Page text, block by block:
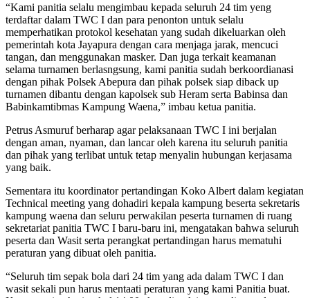
“Kami panitia selalu mengimbau kepada seluruh 24 tim yeng
terdaftar dalam TWC I dan para penonton untuk selalu
memperhatikan protokol kesehatan yang sudah dikeluarkan oleh
pemerintah kota Jayapura dengan cara menjaga jarak, mencuci
tangan, dan menggunakan masker. Dan juga terkait keamanan
selama turnamen berlasngsung, kami panitia sudah berkoordianasi
dengan pihak Polsek Abepura dan pihak polsek siap diback up
turnamen dibantu dengan kapolsek sub Heram serta Babinsa dan
Babinkamtibmas Kampung Waena,” imbau ketua panitia.
Petrus Asmuruf berharap agar pelaksanaan TWC I ini berjalan
dengan aman, nyaman, dan lancar oleh karena itu seluruh panitia
dan pihak yang terlibat untuk tetap menyalin hubungan kerjasama
yang baik.
Sementara itu koordinator pertandingan Koko Albert dalam kegiatan
Technical meeting yang dohadiri kepala kampung beserta sekretaris
kampung waena dan seluru perwakilan peserta turnamen di ruang
sekretariat panitia TWC I baru-baru ini, mengatakan bahwa seluruh
peserta dan Wasit serta perangkat pertandingan harus mematuhi
peraturan yang dibuat oleh panitia.
“Seluruh tim sepak bola dari 24 tim yang ada dalam TWC I dan
wasit sekali pun harus mentaati peraturan yang kami Panitia buat.